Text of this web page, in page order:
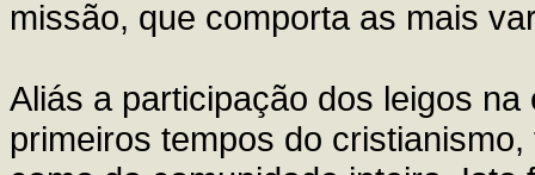
missão, que comporta as mais
Aliás a participação dos leigos
primeiros tempos do